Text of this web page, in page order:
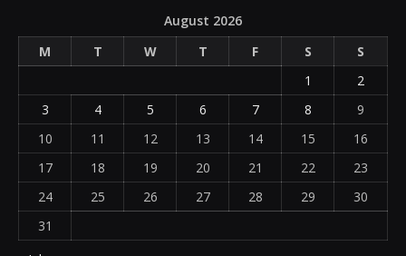
August 2026
M
T W T F S
S
1
2
3
4 5 6 7 8
9
10
11 12 13 14 15
16
17
18 19 20 21 22
23
24
25 26 27 28 29
30
31